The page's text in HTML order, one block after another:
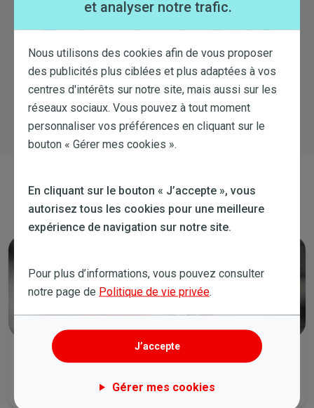
Toujours besoin d'aide?
Essayez une nouvelle recherche
Contactez-nous
Lancez un chat
et analyser notre trafic.
Nous utilisons des cookies afin de vous proposer
des publicités plus ciblées et plus adaptées à vos
centres d'intérêts sur notre site, mais aussi sur les
réseaux sociaux. Vous pouvez à tout moment
personnaliser vos préférences en cliquant sur le
bouton « Gérer mes cookies ».
En cliquant sur le bouton « J’accepte », vous
autorisez tous les cookies pour une meilleure
expérience de navigation sur notre site.
Pour plus d’informations, vous pouvez consulter
notre page de Politique de vie privée.
J’accepte
Gérer mes cookies